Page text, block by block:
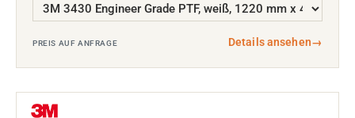
PREIS AUF ANFRAGE Details ansehen→